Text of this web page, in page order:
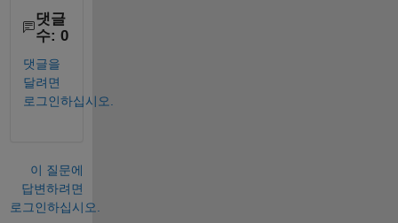
댓글
수: 0
댓글을
달려면
로그인하십시오.
이 질문에
답변하려면
로그인하십시오.